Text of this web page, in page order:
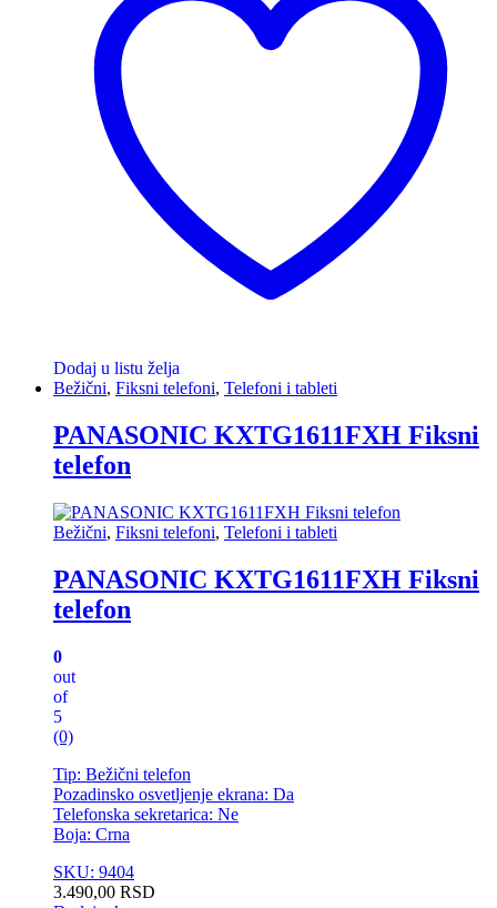
Dodaj u listu želja
Bežični, Fiksni telefoni, Telefoni i tableti
PANASONIC KXTG1611FXH Fiksni
telefon
Bežični, Fiksni telefoni, Telefoni i tableti
PANASONIC KXTG1611FXH Fiksni
telefon
0
out
of
5
(0)
Tip: Bežični telefon
Pozadinsko osvetljenje ekrana: Da
Telefonska sekretarica: Ne
Boja: Crna
SKU: 9404
3.490,00 RSD